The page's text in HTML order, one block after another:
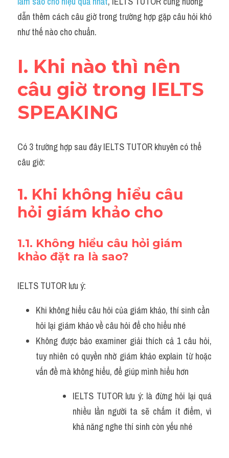
Grammar
Cách paraphrase
Part 2
Noun
Cấu trúc câu
Report đề thi thật IELTS GENERAL
Adv
Task 1
Ngân hàng đề thi máy
Phân biệt từ
Report đề thi thật IELTS
dẫn thêm cách câu giờ trong trường hợp gặp câu hỏi khó
như thế nào cho chuẩn.
I. Khi nào thì nên
câu giờ trong IELTS
SPEAKING
Có 3 trường hợp sau đây IELTS TUTOR khuyên có thể
câu giờ:
1. Khi không hiểu câu
hỏi giám khảo cho
1.1. Không hiểu câu hỏi giám
khảo đặt ra là sao?
IELTS TUTOR lưu ý:
Khi không hiểu câu hỏi của giám khảo, thí sinh cần
hỏi lại giám khảo về câu hỏi để cho hiểu nhé
Không được bảo examiner giải thích cả 1 câu hỏi,
tuy nhiên có quyền nhờ giám khảo explain từ hoặc
vấn đề mà không hiểu, để giúp mình hiểu hơn
IELTS TUTOR lưu ý: là đừng hỏi lại quá
nhiều lần người ta sẽ chấm ít điểm, vì
khả năng nghe thí sinh còn yếu nhé